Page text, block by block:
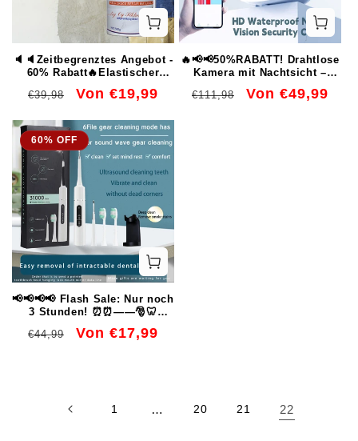
🔈🔈Zeitbegrenztes Angebot -
60% Rabatt🔥Elastischer
Wandreparaturpaste
Normaler
€39,98 Verkaufspreis
Von €19,99
🔥📢📢50%RABATT! Drahtlose
Kamera mit Nachtsicht –
Sicherheit für Ihr Zuhause
Normaler
€111,98 Verkaufspreis
Von €49,99
60% OFF
📢📢📢📢 Flash Sale: Nur noch
3 Stunden! ⏰⏰——🎅🦷
multifunktionaler Ultraschall-
Normaler
€44,99 Verkaufspreis
Von €17,99
1 … 20 21 22